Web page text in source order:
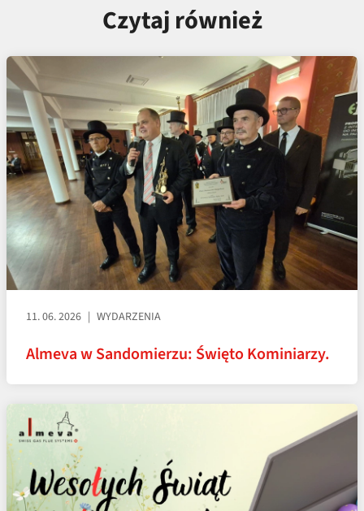
Czytaj również
11. 06. 2026 WYDARZENIA
Almeva w Sandomierzu: Święto Kominiarzy.